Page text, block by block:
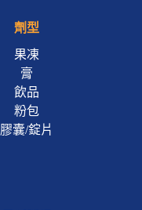
劑型
果凍
膏
飲品
粉包
膠囊/錠片